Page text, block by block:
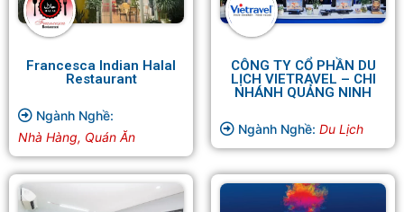
Francesca Indian Halal
Restaurant
Ngành Nghề:
Nhà Hàng, Quán Ăn
CÔNG TY CỔ PHẦN DU
LỊCH VIETRAVEL – CHI
NHÁNH QUẢNG NINH
Ngành Nghề: Du Lịch